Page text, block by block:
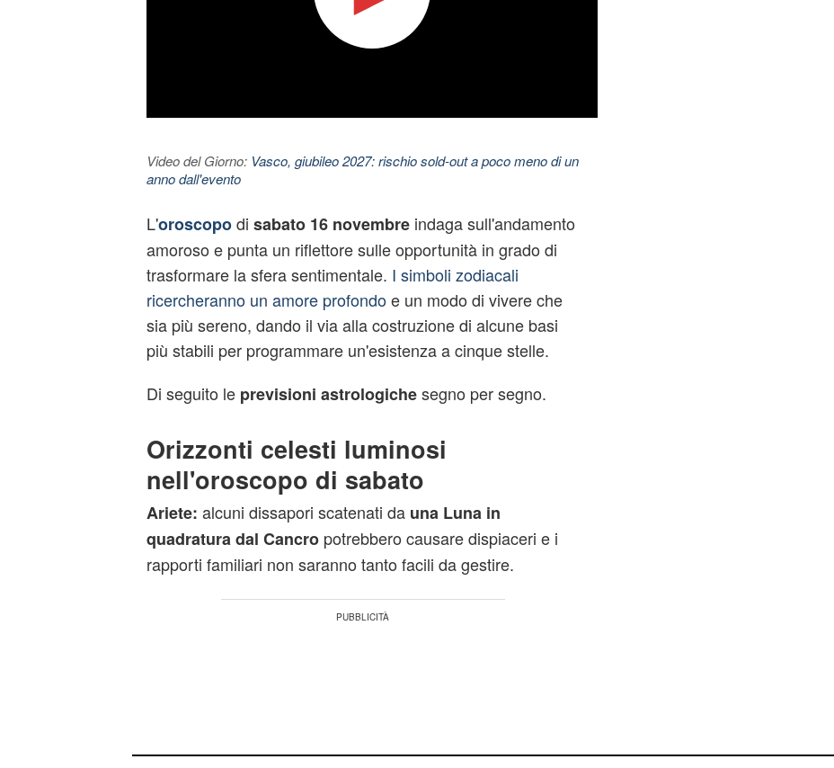
Video del Giorno: Vasco, giubileo 2027: rischio sold-out a poco meno di un
anno dall'evento
L'oroscopo di sabato 16 novembreindaga sull'andamento
amoroso e punta un riflettore sulle opportunità in grado di
trasformare la sfera sentimentale. I simboli zodiacali
ricercheranno un amore profondoe un modo di vivere che
sia più sereno, dando il via alla costruzione di alcune basi
più stabili per programmare un'esistenza a cinque stelle.
Di seguito le previsioni astrologichesegno per segno.
Orizzonti celesti luminosi
nell'oroscopo di sabato
Ariete: alcuni dissapori scatenati dauna Luna in
quadratura dal Cancropotrebbero causare dispiaceri e i
rapporti familiari non saranno tanto facili da gestire.